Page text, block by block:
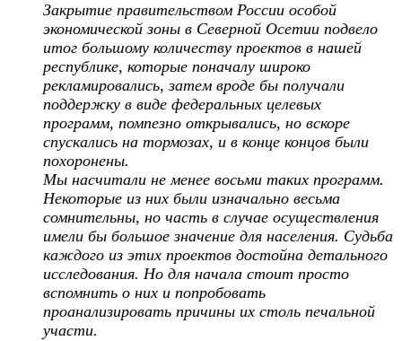
Закрытие правительством России особой
экономической зоны в Северной Осетии подвело
итог большому количеству проектов в нашей
республике, которые поначалу широко
рекламировались, затем вроде бы получали
поддержку в виде федеральных целевых
программ, помпезно открывались, но вскоре
спускались на тормозах, и в конце концов были
похоронены.
Мы насчитали не менее восьми таких программ.
Некоторые из них были изначально весьма
сомнительны, но часть в случае осуществления
имели бы большое значение для населения. Судьба
каждого из этих проектов достойна детального
исследования. Но для начала стоит просто
вспомнить о них и попробовать
проанализировать причины их столь печальной
участи.